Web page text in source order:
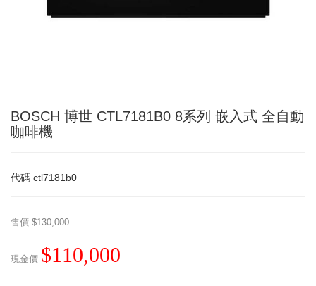
BOSCH 博世 CTL7181B0 8系列 嵌入式 全自動
咖啡機
代碼 ctl7181b0
售價 $130,000
現金價 $110,000